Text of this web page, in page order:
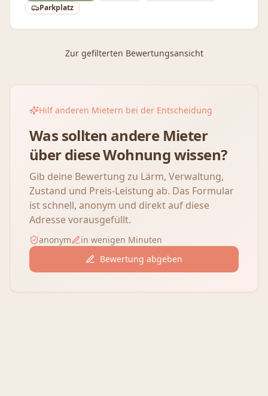
Parkplatz
Zur gefilterten Bewertungsansicht
Hilf anderen Mietern bei der Entscheidung
Was sollten andere Mieter
über diese Wohnung wissen?
Gib deine Bewertung zu Lärm, Verwaltung,
Zustand und Preis-Leistung ab. Das Formular
ist schnell, anonym und direkt auf diese
Adresse vorausgefüllt.
anonym
in wenigen Minuten
Bewertung abgeben